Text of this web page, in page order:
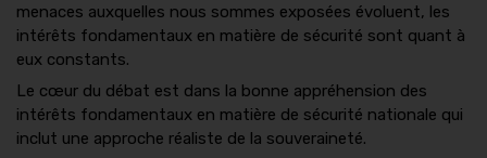
menaces auxquelles nous sommes exposées évoluent, les
intérêts fondamentaux en matière de sécurité sont quant à
eux constants.
Le cœur du débat est dans la bonne appréhension des
intérêts fondamentaux en matière de sécurité nationale qui
inclut une approche réaliste de la souveraineté.